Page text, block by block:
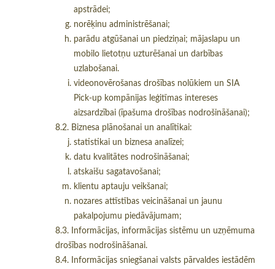
apstrādei;
norēķinu administrēšanai;
parādu atgūšanai un piedziņai; mājaslapu un
mobilo lietotņu uzturēšanai un darbības
uzlabošanai.
videonovērošanas drošības nolūkiem un SIA
Pick-up kompānijas leģitīmas intereses
aizsardzībai (īpašuma drošības nodrošināšanai);
8.2. Biznesa plānošanai un analītikai:
statistikai un biznesa analīzei;
datu kvalitātes nodrošināšanai;
atskaišu sagatavošanai;
klientu aptauju veikšanai;
nozares attīstības veicināšanai un jaunu
pakalpojumu piedāvājumam;
8.3. Informācijas, informācijas sistēmu un uzņēmuma
drošības nodrošināšanai.
8.4. Informācijas sniegšanai valsts pārvaldes iestādēm